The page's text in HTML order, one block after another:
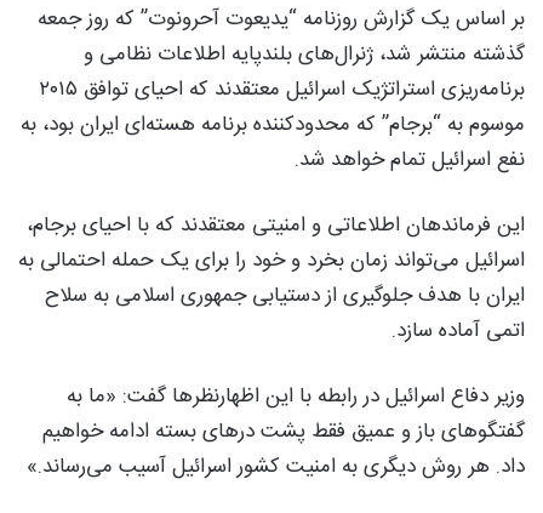
بر اساس یک گزارش روزنامه “یدیعوت آحرونوت” که روز جمعه
گذشته منتشر شد، ژنرال‌های بلندپایه اطلاعات نظامی و
برنامه‌ریزی استراتژیک اسرائیل معتقدند که احیای توافق ۲۰۱۵
موسوم به “برجام” که محدودکننده برنامه هسته‌ای ایران بود، به
نفع اسرائیل تمام خواهد شد.
این فرماندهان اطلاعاتی و امنیتی معتقدند که با احیای برجام،
اسرائیل می‌تواند زمان بخرد و خود را برای یک حمله احتمالی به
ایران با هدف جلوگیری از دستیابی جمهوری اسلامی به سلاح
‌اتمی آماده سازد.
وزیر دفاع اسرائیل در رابطه با این اظهارنظرها گفت: «ما به
گفتگوهای باز و عمیق فقط پشت درهای بسته ادامه خواهیم
داد. هر روش دیگری به امنیت کشور اسرائیل آسیب می‌رساند.»